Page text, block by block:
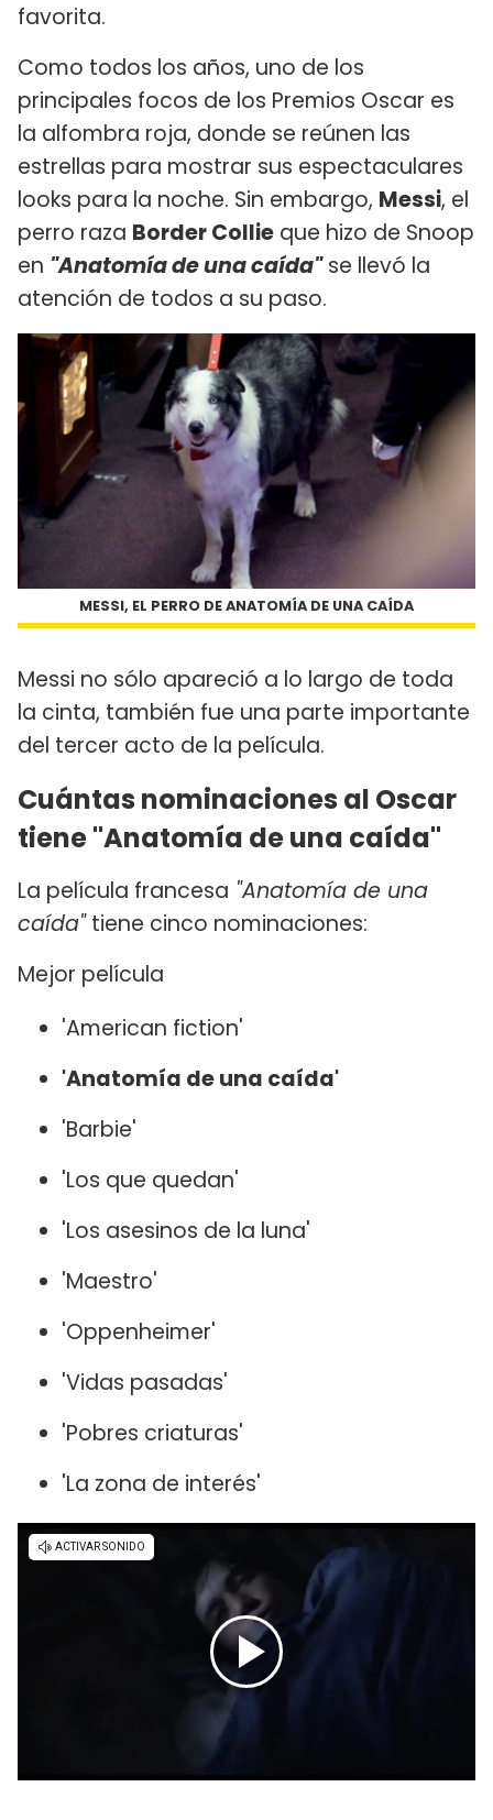
favorita.
Como todos los años, uno de los
principales focos de los Premios Oscar es
la alfombra roja, donde se reúnen las
estrellas para mostrar sus espectaculares
looks para la noche. Sin embargo, Messi, el
perro raza Border Collie que hizo de Snoop
en "Anatomía de una caída"se llevó la
atención de todos a su paso.
MESSI, EL PERRO DE ANATOMÍA DE UNA CAÍDA
Messi no sólo apareció a lo largo de toda
la cinta, también fue una parte importante
del tercer acto de la película.
Cuántas nominaciones al Oscar
tiene "Anatomía de una caída"
La película francesa "Anatomía de una
caída"tiene cinco nominaciones:
Mejor película
'American fiction'
'Anatomía de una caída'
'Barbie'
'Los que quedan'
'Los asesinos de la luna'
'Maestro'
'Oppenheimer'
'Vidas pasadas'
'Pobres criaturas'
'La zona de interés'